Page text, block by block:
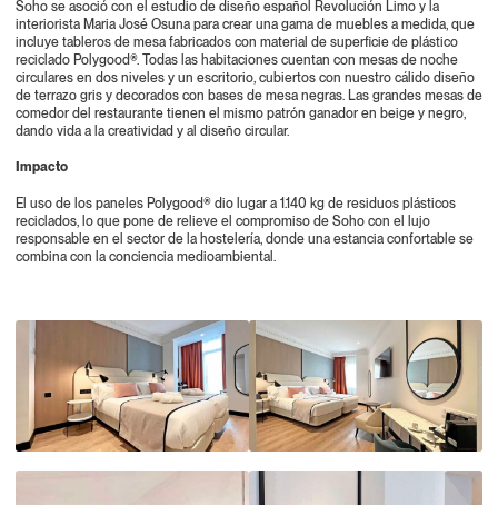
Soho se asoció con el estudio de diseño español Revolución Limo y la
interiorista Maria José Osuna para crear una gama de muebles a medida, que
incluye tableros de mesa fabricados con material de superficie de plástico
reciclado Polygood®. Todas las habitaciones cuentan con mesas de noche
circulares en dos niveles y un escritorio, cubiertos con nuestro cálido diseño
de terrazo gris y decorados con bases de mesa negras. Las grandes mesas de
comedor del restaurante tienen el mismo patrón ganador en beige y negro,
dando vida a la creatividad y al diseño circular.
Impacto
El uso de los paneles Polygood® dio lugar a 1.140 kg de residuos plásticos
reciclados, lo que pone de relieve el compromiso de Soho con el lujo
responsable en el sector de la hostelería, donde una estancia confortable se
combina con la conciencia medioambiental.